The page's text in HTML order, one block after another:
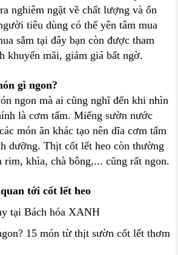
nghiêm ngặt về chất lượng và ổn
tiêu dùng có thể yên tâm mua
sắm tại đây bạn còn được tham
khuyến mãi, giảm giá bất ngờ.
gì ngon?
ngon mà ai cũng nghĩ đến khi nhìn
là cơm tấm. Miếng sườn nước
món ăn khác tạo nên dĩa cơm tấm
dưỡng. Thịt cốt lết heo còn thường
rim, khìa, chà bông,... cũng rất ngon.
tới cốt lết heo
tại Bách hóa XANH
15 món từ thịt sườn cốt lết thơm